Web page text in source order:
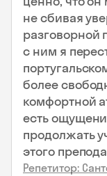
не сбивая
разговорной
с ним я
более
комфортной
есть
продолжать
этого
Репетитор: